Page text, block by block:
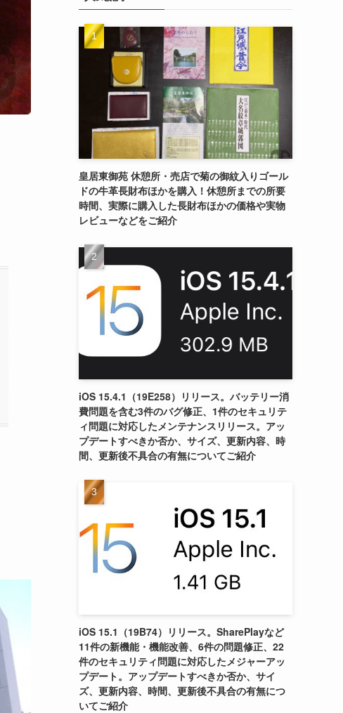
皇居東御苑 休憩所・売店で菊の御紋入りゴール
ドの牛革長財布ほかを購入！休憩所までの所要
時間、実際に購入した長財布ほかの価格や実物
レビューなどをご紹介
iOS 15.4.1（19E258）リリース。バッテリー消
費問題を含む3件のバグ修正、1件のセキュリテ
ィ問題に対応したメンテナンスリリース。アッ
プデートすべきか否か、サイズ、更新内容、時
間、更新後不具合の有無についてご紹介
iOS 15.1（19B74）リリース。SharePlayなど
11件の新機能・機能改善、6件の問題修正、22
件のセキュリティ問題に対応したメジャーアッ
プデート。アップデートすべきか否か、サイ
ズ、更新内容、時間、更新後不具合の有無につ
いてご紹介